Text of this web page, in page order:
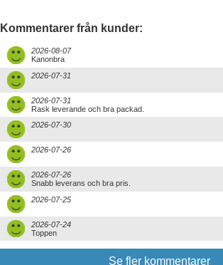
Kommentarer från kunder:
2026-08-07
Kanonbra
2026-07-31
2026-07-31
Rask leverande och bra packad.
2026-07-30
2026-07-26
2026-07-26
Snabb leverans och bra pris.
2026-07-25
2026-07-24
Toppen
Se fler kommentarer